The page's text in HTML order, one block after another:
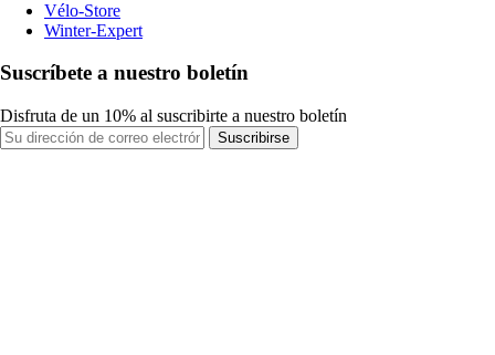
Vélo-Store
Winter-Expert
Suscríbete a nuestro boletín
Disfruta de un 10% al suscribirte a nuestro boletín
Suscribirse